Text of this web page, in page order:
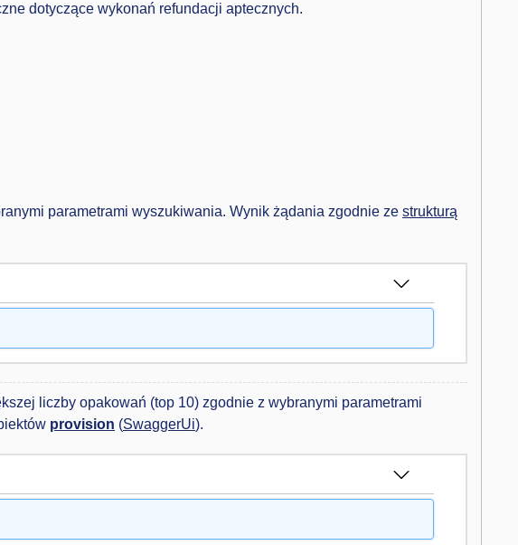
dotyczące wykonań refundacji aptecznych.
parametrami wyszukiwania. Wynik żądania zgodnie ze strukturą
liczby opakowań (top 10) zgodnie z wybranymi parametrami
provision (SwaggerUi).